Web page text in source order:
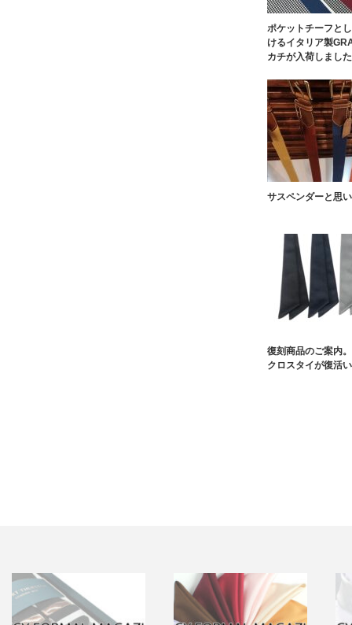
ポケットチーフと
けるイタリア製
カチが入荷しまし
サスペンダーと思
復刻商品のご案内。
クロスタイが復活